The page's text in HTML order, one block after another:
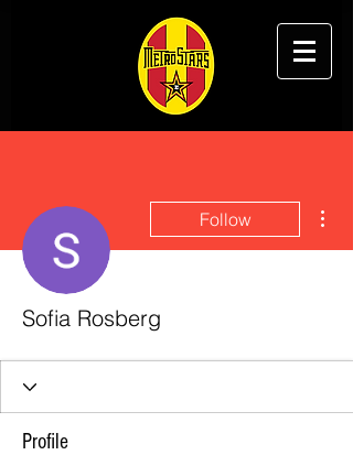
Follow
Sofia Rosberg
Profile